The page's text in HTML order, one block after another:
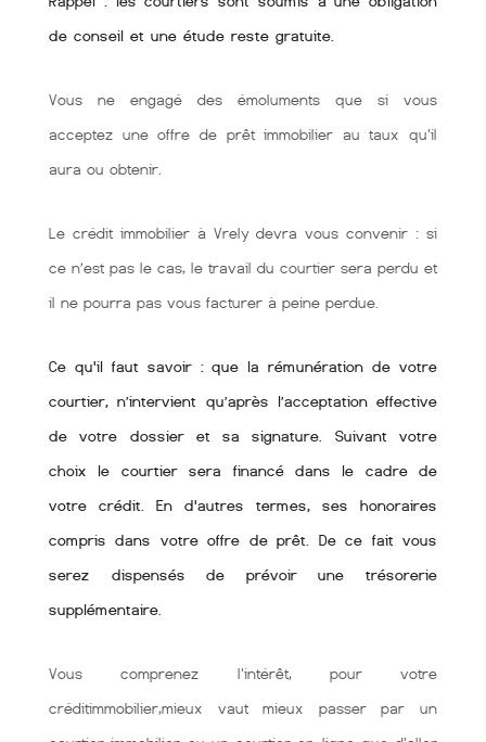
de conseil et une étude reste gratuite.
Vous ne engagé des émoluments que si vous
acceptez une offre de prêt immobilier au taux qu'il
aura ou obtenir.
Le crédit immobilier à Vrely devra vous convenir : si
ce n’est pas le cas, le travail du courtier sera perdu et
il ne pourra pas vous facturer à peine perdue.
Ce qu'il faut savoir : que la rémunération de votre
courtier, n’intervient qu’après l’acceptation effective
de votre dossier et sa signature. Suivant votre
choix le courtier sera financé dans le cadre de
votre crédit. En d'autres termes, ses honoraires
compris dans votre offre de prêt. De ce fait vous
serez dispensés de prévoir une trésorerie
supplémentaire.
Vous comprenez l'intérêt, pour votre
créditimmobilier,mieux vaut mieux passer par un